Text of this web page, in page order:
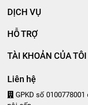
DỊCH VỤ
HỖ TRỢ
TÀI KHOẢN CỦA TÔI
Liên hệ
GPKD số